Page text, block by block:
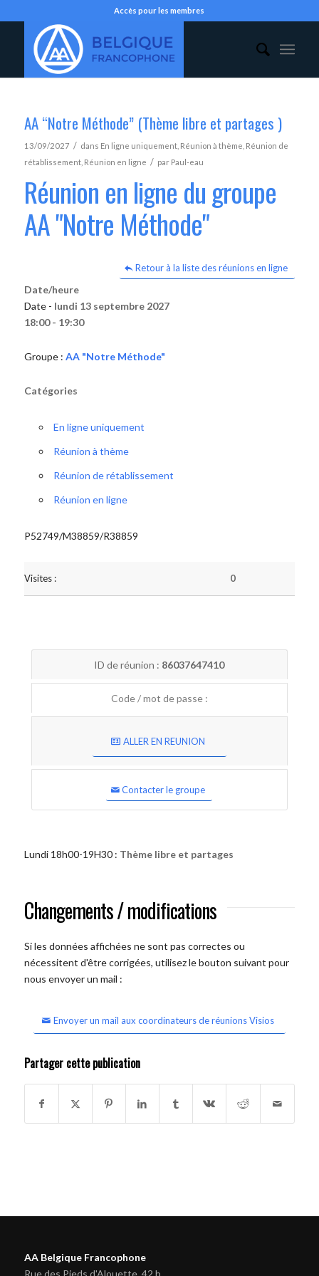
Accès pour les membres
AA “Notre Méthode” (Thème libre et partages )
13/09/2027 / dans En ligne uniquement, Réunion à thème Réunion de
rétablissement, Réunion en ligne / par Paul-eau
Réunion en ligne du groupe
AA "Notre Méthode"
Retour à la liste des réunions en ligne
Date/heure
Date - lundi 13 septembre 2027
18:00 - 19:30
Groupe : AA "Notre Méthode"
Catégories
En ligne uniquement
Réunion à thème
Réunion de rétablissement
Réunion en ligne
P52749/M38859/R38859
Visites : 0
ID de réunion : 86037647410
Code / mot de passe :
ALLER EN REUNION
Contacter le groupe
Lundi 18h00-19H30 : Thème libre et partages
Changements / modifications
Si les données affichées ne sont pas correctes ou
nécessitent d'être corrigées, utilisez le bouton suivant pour
nous envoyer un mail :
Envoyer un mail aux coordinateurs de réunions Visios
Partager cette publication
AA Belgique Francophone
Rue des Pieds d'Alouette, 42 b